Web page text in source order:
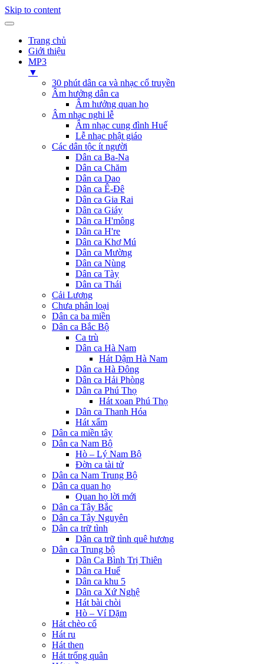
Skip to content
Trang chủ
Giới thiệu
MP3
▼
30 phút dân ca và nhạc cổ truyền
Âm hưởng dân ca
Âm hưởng quan họ
Âm nhạc nghi lễ
Âm nhạc cung đình Huế
Lễ nhạc phật giáo
Các dân tộc ít người
Dân ca Ba-Na
Dân ca Chăm
Dân ca Dao
Dân ca Ê-Đê
Dân ca Gia Rai
Dân ca Giáy
Dân ca H'mông
Dân ca H're
Dân ca Khơ Mú
Dân ca Mường
Dân ca Nùng
Dân ca Tày
Dân ca Thái
Cải Lương
Chưa phân loại
Dân ca ba miền
Dân ca Bắc Bộ
Ca trù
Dân ca Hà Nam
Hát Dậm Hà Nam
Dân ca Hà Đông
Dân ca Hải Phòng
Dân ca Phú Thọ
Hát xoan Phú Thọ
Dân ca Thanh Hóa
Hát xẩm
Dân ca miền tây
Dân ca Nam Bộ
Hò – Lý Nam Bộ
Đờn ca tài tử
Dân ca Nam Trung Bộ
Dân ca quan họ
Quan họ lời mới
Dân ca Tây Bắc
Dân ca Tây Nguyên
Dân ca trữ tình
Dân ca trữ tình quê hương
Dân ca Trung bộ
Dân Ca Bình Trị Thiên
Dân ca Huế
Dân ca khu 5
Dân ca Xứ Nghệ
Hát bài chòi
Hò – Ví Dặm
Hát chèo cổ
Hát ru
Hát then
Hát trống quân